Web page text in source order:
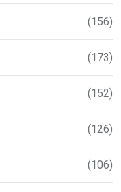
(156)
(173)
(152)
(126)
(106)